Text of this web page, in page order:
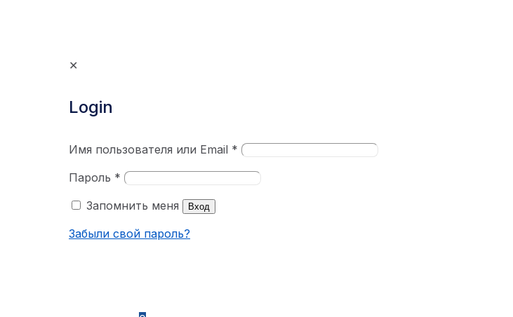
✕
Login
Имя пользователя или Email *
Пароль *
Запомнить меня
Вход
Забыли свой пароль?